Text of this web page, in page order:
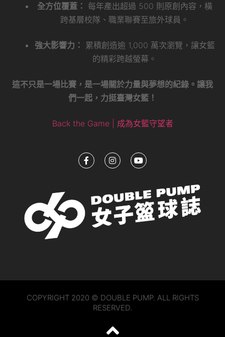
全方位覆蓋： 每年產出超過 500 則原創內容，橫
跨基層校隊、職業聯賽至旅外球員。
強大影響力：
累積創造逾 1,000 萬次瀏覽，讓女籃
的精彩跨越螢幕。
這不只是一場比賽，是一場關於力量與夢想的紀錄。讓我
們一起，力挺臺灣女籃！
Back the Game | 成為女籃守望者
COPYRIGHT 2020 © DOUBLE PUMP. ALL RIGHTS
RESERVED.